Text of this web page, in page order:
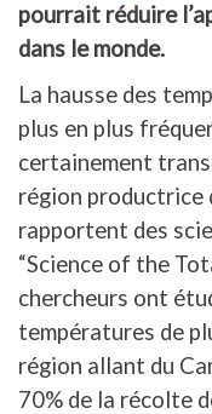
pourrait réduire
dans le monde.
La hausse des
plus en plus
certainement
région productrice
rapportent des
“Science of the
chercheurs ont
températures de
région allant du
70% de la récolte